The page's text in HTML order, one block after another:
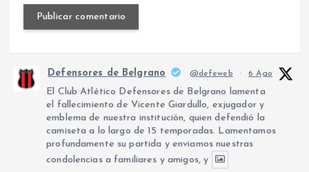
Defensores de Belgrano @defeweb · 6 Ago
El Club Atlético Defensores de Belgrano lamenta
el fallecimiento de Vicente Giardullo, exjugador y
emblema de nuestra institución, quien defendió la
camiseta a lo largo de 15 temporadas. Lamentamos
profundamente su partida y enviamos nuestras
condolencias a familiares y amigos, y